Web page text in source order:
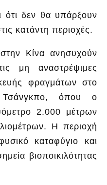
ότι δεν θα υπάρξουν
κατάντη περιοχές.
Κίνα ανησυχούν
μη αναστρέψιμες
φραγμάτων στο
Τσάνγκπο, όπου ο
2.000 μέτρων
Η περιοχή
καταφύγιο και
βιοποικιλότητας